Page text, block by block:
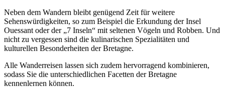
Neben dem Wandern bleibt genügend Zeit für weitere
Sehenswürdigkeiten, so zum Beispiel die Erkundung der Insel
Ouessant oder der „7 Inseln“ mit seltenen Vögeln und Robben. Und
nicht zu vergessen sind die kulinarischen Spezialitäten und
kulturellen Besonderheiten der Bretagne.
Alle Wanderreisen lassen sich zudem hervorragend kombinieren,
sodass Sie die unterschiedlichen Facetten der Bretagne
kennenlernen können.